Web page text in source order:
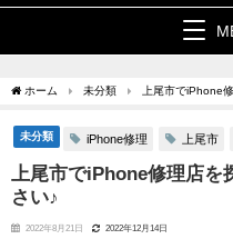
ホーム 未分類 上尾市でiPhone
未分類 iPhone修理 上尾市
上尾市でiPhone修理店
さい♪
2022年8月21日 2022年12月14日